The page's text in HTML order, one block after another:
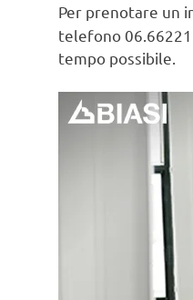
Per prenotare un
telefono
tempo possibile.